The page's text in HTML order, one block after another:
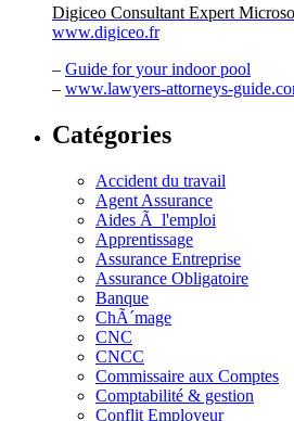
Digiceo Consultant Expert
www.digiceo.fr
– Guide for your indoor pool
– www.lawyers-attorneys-
Catégories
Accident du travail
Agent Assurance
Aides Ã l'emploi
Apprentissage
Assurance Entreprise
Assurance Obligatoire
Banque
ChÃ´mage
CNC
CNCC
Commissaire aux Comptes
Comptabilité & gestion
Conflit Employeur